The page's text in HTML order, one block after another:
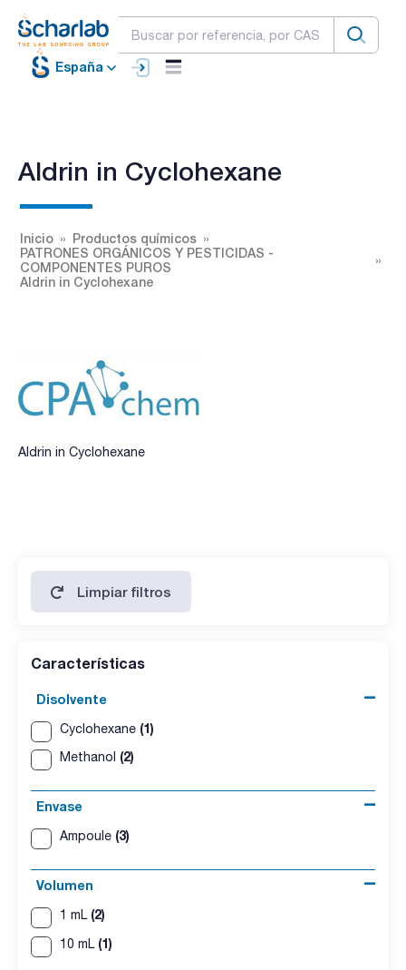
España
Aldrin in Cyclohexane
Inicio
Productos químicos
PATRONES ORGÁNICOS Y PESTICIDAS -
COMPONENTES PUROS
Aldrin in Cyclohexane
Aldrin in Cyclohexane
Limpiar filtros
Características
Disolvente
Cyclohexane (1)
Methanol (2)
Envase
Ampoule (3)
Volumen
1 mL (2)
10 mL (1)